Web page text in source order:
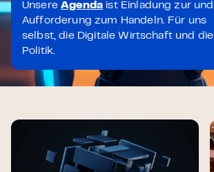
UnsereAgenda ist Einladung zur und
Aufforderung zum Handeln. Für uns
selbst, die Digitale Wirtschaft und die
Politik.